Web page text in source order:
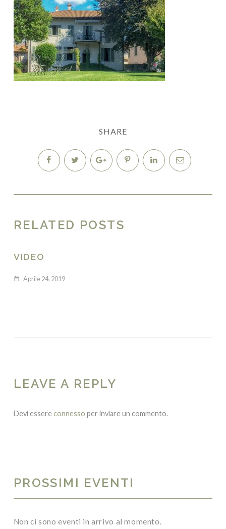
SHARE
RELATED POSTS
VIDEO
date_range Aprile 24, 2019
LEAVE A REPLY
Devi essereconnesso per inviare un commento.
PROSSIMI EVENTI
Non ci sono eventi in arrivo al momento.